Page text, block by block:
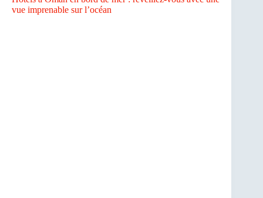
vue imprenable sur l’océan